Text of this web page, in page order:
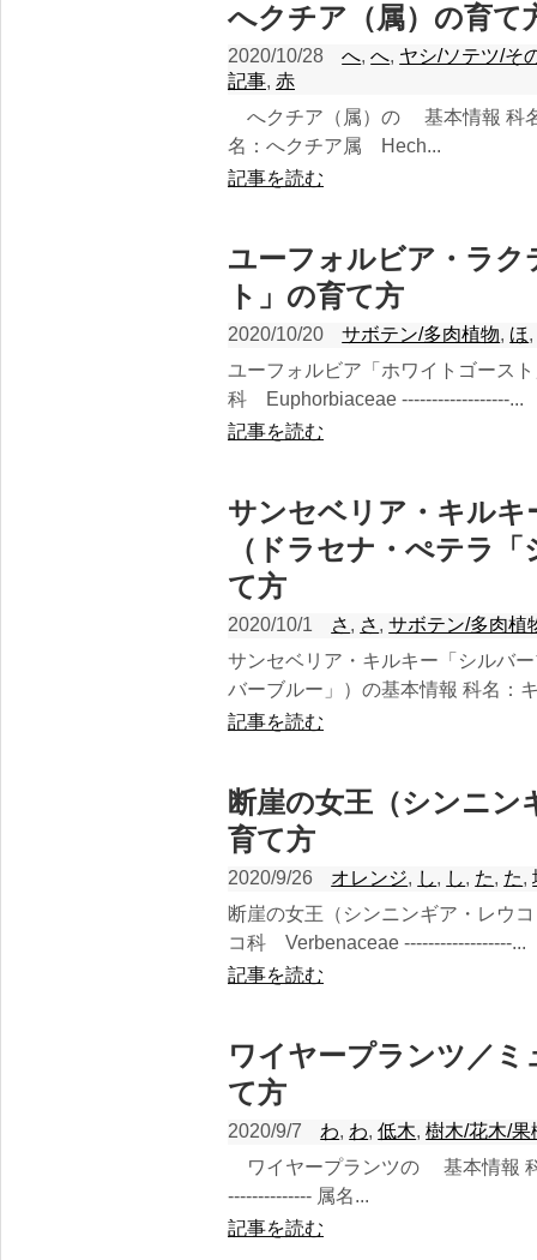
へクチア（属）の育て
2020/10/28 へ,へ, ヤシ/ソテツ/そ
記事, 赤
へクチア（属）の 基本情報 科名
名：へクチア属 Hech...
記事を読む
ユーフォルビア・ラ
ト」の育て方
2020/10/20 サボテン/多肉植物, ほ
ユーフォルビア「ホワイトゴース
科 Euphorbiaceae ------------------...
記事を読む
サンセベリア・キル
（ドラセナ・ぺテラ
て方
2020/10/1 さ , さ ,サボテン/多肉植
サンセベリア・キルキー「シルバ
バーブルー」）の基本情報 科名
記事を読む
断崖の女王（シンニ
育て方
2020/9/26 オレンジ, し, し, た, た,
断崖の女王（シンニンギア・レウ
コ科 Verbenaceae ------------------...
記事を読む
ワイヤープランツ／
て方
2020/9/7 わ,わ,低木,樹木/花木/果
ワイヤープランツの 基本情報
-------------- 属名...
記事を読む